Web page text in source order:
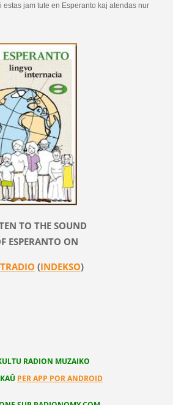
estas jam tute en Esperanto kaj atendas nur
TO THE SOUND
ESPERANTO ON
(INDEKSO)
RADION MUZAIKO
PER APP POR ANDROID